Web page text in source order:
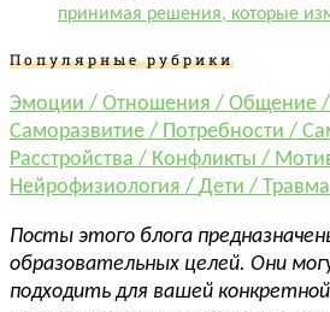
принимая решения, которые
Популярные рубрики
Эмоции / Отношения / Общение /
Саморазвитие / Потребности /
Расстройства / Конфликты /
Нейрофизиология / Дети /
Посты этого блога
образовательных целей. Они
подходить для вашей